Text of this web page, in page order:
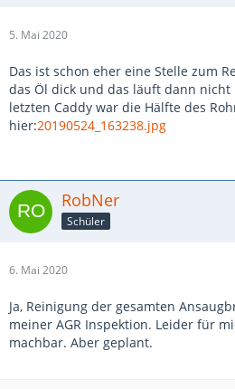
5. Mai 2020
Das ist schon eher eine Stelle zum
das Öl dick und das läuft dann nicht
letzten Caddy war die Hälfte des
hier:20190524_163238.jpg
RobNer
Schüler
6. Mai 2020
Ja, Reinigung der gesamten
meiner AGR Inspektion. Leider für
machbar. Aber geplant.